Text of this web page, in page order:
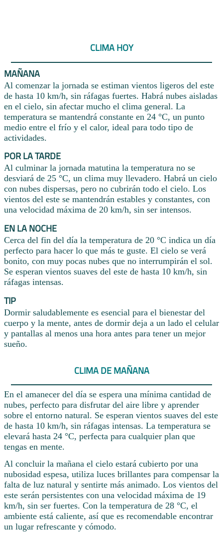
CLIMA HOY
MAÑANA
Al comenzar la jornada se estiman vientos ligeros del este
de hasta 10 km/h, sin ráfagas fuertes. Habrá nubes aisladas
en el cielo, sin afectar mucho el clima general. La
temperatura se mantendrá constante en 24 °C, un punto
medio entre el frío y el calor, ideal para todo tipo de
actividades.
POR LA TARDE
Al culminar la jornada matutina la temperatura no se
desviará de 25 °C, un clima muy llevadero. Habrá un cielo
con nubes dispersas, pero no cubrirán todo el cielo. Los
vientos del este se mantendrán estables y constantes, con
una velocidad máxima de 20 km/h, sin ser intensos.
EN LA NOCHE
Cerca del fin del día la temperatura de 20 °C indica un día
perfecto para hacer lo que más te guste. El cielo se verá
bonito, con muy pocas nubes que no interrumpirán el sol.
Se esperan vientos suaves del este de hasta 10 km/h, sin
ráfagas intensas.
TIP
Dormir saludablemente es esencial para el bienestar del
cuerpo y la mente, antes de dormir deja a un lado el celular
y pantallas al menos una hora antes para tener un mejor
sueño.
CLIMA DE MAÑANA
En el amanecer del día se espera una mínima cantidad de
nubes, perfecto para disfrutar del aire libre y aprender
sobre el entorno natural. Se esperan vientos suaves del este
de hasta 10 km/h, sin ráfagas intensas. La temperatura se
elevará hasta 24 °C, perfecta para cualquier plan que
tengas en mente.
Al concluir la mañana el cielo estará cubierto por una
nubosidad espesa, utiliza luces brillantes para compensar la
falta de luz natural y sentirte más animado. Los vientos del
este serán persistentes con una velocidad máxima de 19
km/h, sin ser fuertes. Con la temperatura de 28 °C, el
ambiente está caliente, así que es recomendable encontrar
un lugar refrescante y cómodo.